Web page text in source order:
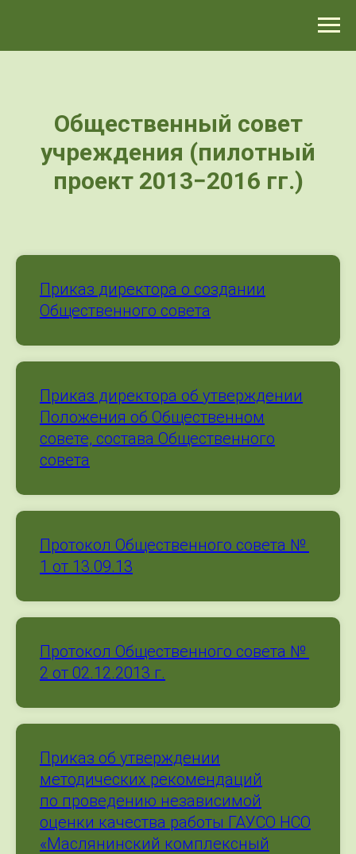
Общественный совет
учреждения (пилотный
проект 2013−2016 гг.)
Приказ директора о создании
Общественного совета
Приказ директора об утверждении
Положения об Общественном
совете, состава Общественного
совета
Протокол Общественного совета №
1 от 13.09.13
Протокол Общественного совета №
2 от 02.12.2013 г.
Приказ об утверждении
методических рекомендаций
по проведению независимой
оценки качества работы ГАУСО НСО
«Маслянинский комплексный